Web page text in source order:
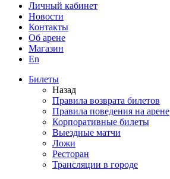
Личный кабинет
Новости
Контакты
Об арене
Магазин
En
Билеты
Назад
Правила возврата билетов
Правила поведения на арене
Корпоративные билеты
Выездные матчи
Ложи
Ресторан
Трансляции в городе